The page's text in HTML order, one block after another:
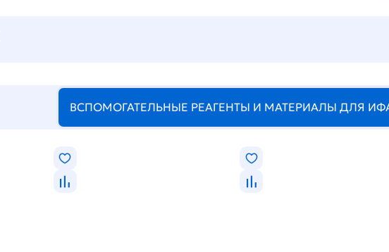
ВСПОМОГАТЕЛЬНЫЕ РЕАГЕНТЫ И МАТЕРИАЛЫ ДЛЯ